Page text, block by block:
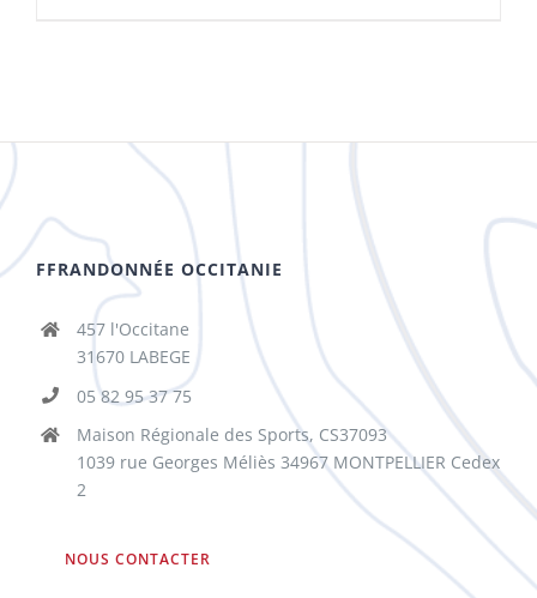
FFRANDONNÉE OCCITANIE
457 l'Occitane
31670 LABEGE
05 82 95 37 75
Maison Régionale des Sports, CS37093
1039 rue Georges Méliès 34967 MONTPELLIER Cedex
2
NOUS CONTACTER